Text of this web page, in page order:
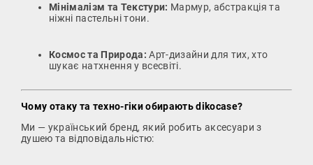
Мінімалізм та Текстури: Мармур, абстракція та
ніжні пастельні тони.
Космос та Природа: Арт-дизайни для тих, хто
шукає натхнення у всесвіті.
Чому отаку та техно-гіки обирають dikocase?
Ми — український бренд, який робить аксесуари з
душею та відповідальністю: